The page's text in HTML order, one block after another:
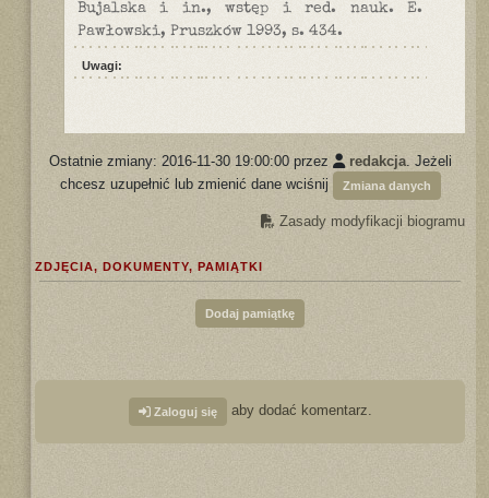
Bujalska i in., wstęp i red. nauk. E.
Pawłowski, Pruszków 1993, s. 434.
Uwagi:
Ostatnie zmiany: 2016-11-30 19:00:00 przez redakcja. Jeżeli
chcesz uzupełnić lub zmienić dane wciśnij
Zmiana danych
Zasady modyfikacji biogramu
ZDJĘCIA, DOKUMENTY, PAMIĄTKI
Dodaj pamiątkę
Zaloguj się aby dodać komentarz.